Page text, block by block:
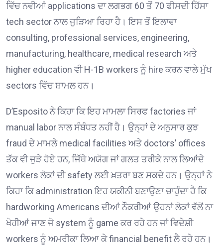
ਵਿੱਚ ਨਵੀਆਂ applications ਦਾ ਲਗਭਗ 60 ਤੋਂ 70 ਫੀਸਦੀ ਹਿੱਸਾ
tech sector ਨਾਲ ਜੁੜਿਆ ਰਿਹਾ ਹੈ। ਇਸ ਤੋਂ ਇਲਾਵਾ
consulting, professional services, engineering,
manufacturing, healthcare, medical research ਅਤੇ
higher education ਵੀ H-1B workers ਨੂੰ hire ਕਰਨ ਵਾਲੇ ਮੁੱਖ
sectors ਵਿੱਚ ਸ਼ਾਮਲ ਹਨ।
D’Esposito ਨੇ ਕਿਹਾ ਕਿ ਇਹ ਮਾਮਲਾ ਸਿਰਫ factories ਜਾਂ
manual labor ਨਾਲ ਸੰਬੰਧਤ ਨਹੀਂ ਹੈ। ਉਨ੍ਹਾਂ ਦੇ ਅਨੁਸਾਰ ਕੁਝ
fraud ਦੇ ਮਾਮਲੇ medical facilities ਅਤੇ doctors’ offices
ਤੱਕ ਵੀ ਜੁੜੇ ਹੋਏ ਹਨ, ਜਿੱਥੇ ਅਯੋਗ ਜਾਂ ਗਲਤ ਤਰੀਕੇ ਨਾਲ ਲਿਆਂਦੇ
workers ਲੋਕਾਂ ਦੀ safety ਲਈ ਖ਼ਤਰਾ ਬਣ ਸਕਦੇ ਹਨ। ਉਨ੍ਹਾਂ ਨੇ
ਕਿਹਾ ਕਿ administration ਇਹ ਯਕੀਨੀ ਬਣਾਉਣਾ ਚਾਹੁੰਦਾ ਹੈ ਕਿ
hardworking Americans ਦੀਆਂ ਨੌਕਰੀਆਂ ਉਹਨਾਂ ਲੋਕਾਂ ਵੱਲੋਂ ਨਾ
ਖੋਹੀਆਂ ਜਾਣ ਜੋ system ਨੂੰ game ਕਰ ਰਹੇ ਹਨ ਜਾਂ ਵਿਦੇਸ਼ੀ
workers ਨੂੰ ਅਮਰੀਕਾ ਲਿਆ ਕੇ financial benefit ਲੈ ਰਹੇ ਹਨ।